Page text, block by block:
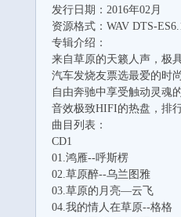
发行日期：2016年02月
资源格式：WAV DTS-
专辑介绍：
来自草原的天籁人声，极
汽车发烧友票选最爱的时
自由奔驰中享受触动灵魂
音效极致HIFI的热盘，排
曲目列表：
CD1
01.鸿雁--呼斯楞
02.草原醉--乌兰图雅
03.草原的月亮—云飞
04.我的情人在草原--格格